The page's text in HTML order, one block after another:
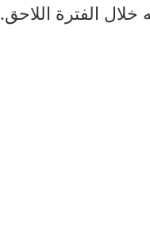
خلال الفترة اللاحق.